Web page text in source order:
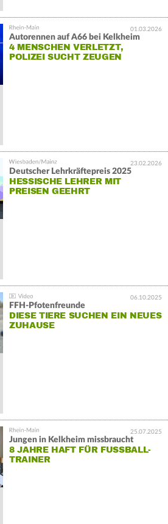
01.03.2026
Autorennen auf A66 bei Kelkheim
4 MENSCHEN VERLETZT,
POLIZEI SUCHT ZEUGEN
23.02.2026
Deutscher Lehrkräftepreis 2025
HESSISCHE LEHRER MIT
PREISEN GEEHRT
06.10.2025
FFH-Pfotenfreunde
DIESE TIERE SUCHEN EIN NEUES
ZUHAUSE
25.07.2025
Jungen in Kelkheim missbraucht
8 JAHRE HAFT FÜR FUSSBALL-T
RAINER